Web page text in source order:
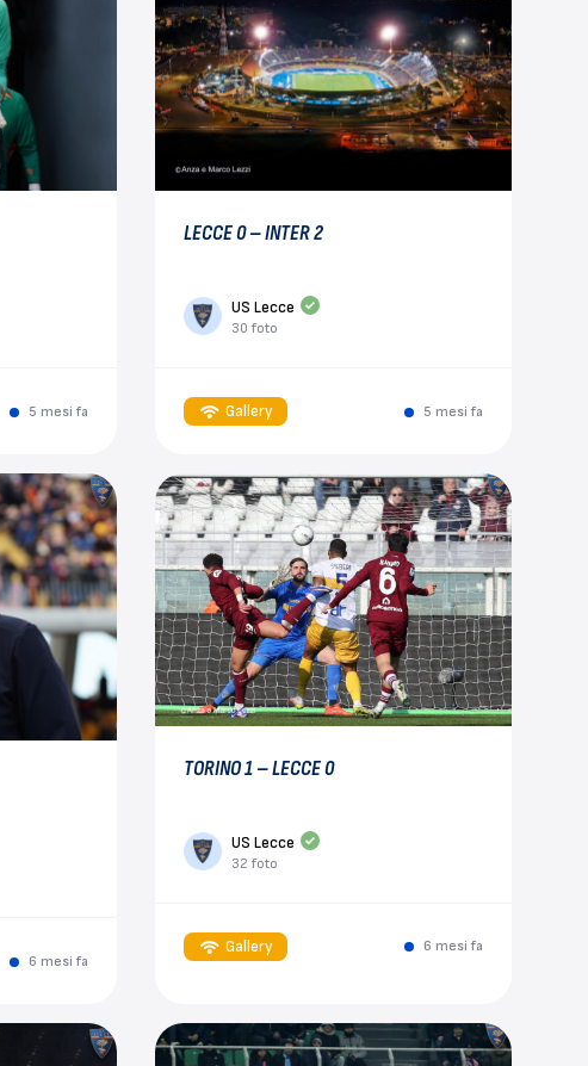
5 mesi fa
LECCE 0 – INTER 2
US Lecce
30 foto
Gallery 5 mesi fa
6 mesi fa
TORINO 1 – LECCE 0
US Lecce
32 foto
Gallery 6 mesi fa